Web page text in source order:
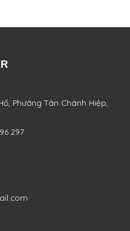
PhườngTân Chánh Hiệp,
297